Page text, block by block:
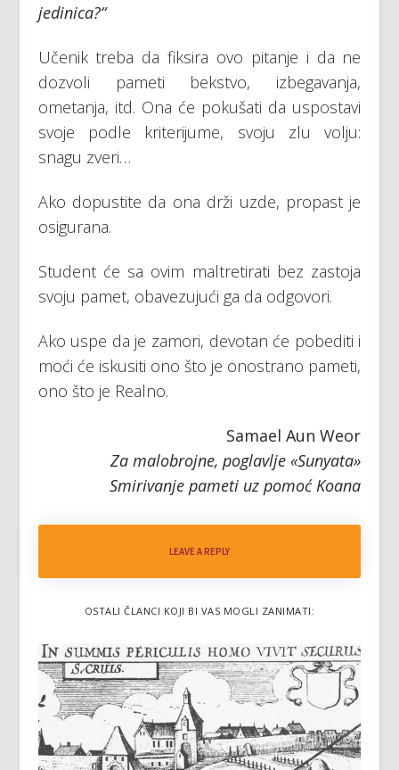
jedinica?“
Učenik treba da fiksira ovo pitanje i da ne
dozvoli pameti bekstvo, izbegavanja,
ometanja, itd. Ona će pokušati da uspostavi
svoje podle kriterijume, svoju zlu volju:
snagu zveri…
Ako dopustite da ona drži uzde, propast je
osigurana.
Student će sa ovim maltretirati bez zastoja
svoju pamet, obavezujući ga da odgovori.
Ako uspe da je zamori, devotan će pobediti i
moći će iskusiti ono što je onostrano pameti,
ono što je Realno.
Samael Aun Weor
Za malobrojne, poglavlje «Sunyata»
Smirivanje pameti uz pomoć Koana
LEAVE A REPLY
OSTALI ČLANCI KOJI BI VAS MOGLI ZANIMATI: